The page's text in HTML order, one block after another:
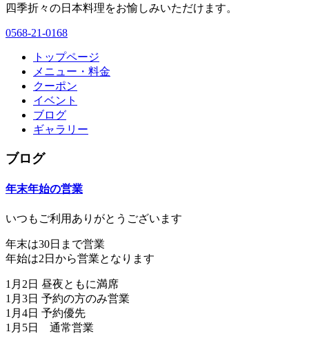
四季折々の日本料理をお愉しみいただけます。
0568-21-0168
トップページ
メニュー・料金
クーポン
イベント
ブログ
ギャラリー
ブログ
年末年始の営業
いつもご利用ありがとうございます
年末は30日まで営業
年始は2日から営業となります
1月2日 昼夜ともに満席
1月3日 予約の方のみ営業
1月4日 予約優先
1月5日 通常営業